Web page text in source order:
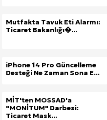
Mutfakta Tavuk Eti Alarmı:
Ticaret Bakanlığı�...
iPhone 14 Pro Güncelleme
Desteği Ne Zaman Sona E...
MİT'ten MOSSAD'a
"MONİTUM" Darbesi:
Ticaret Mask...